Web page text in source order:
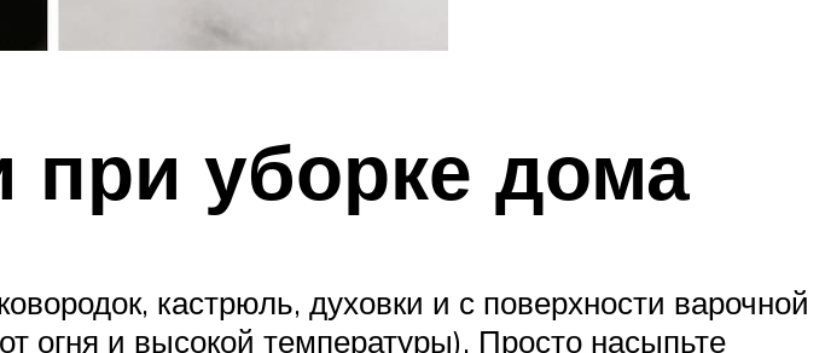
при уборке дома
кастрюль, духовки и с поверхности варочной
огня и высокой температуры). Просто насыпьте